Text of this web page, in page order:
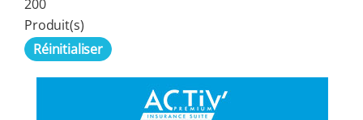
200
Produit(s)
Réinitialiser